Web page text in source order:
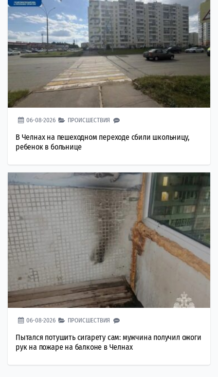
06-08-2026 ПРОИСШЕСТВИЯ
В Челнах на пешеходном переходе сбили школьницу,
ребенок в больнице
06-08-2026 ПРОИСШЕСТВИЯ
Пытался потушить сигарету сам: мужчина получил ожоги
рук на пожаре на балконе в Челнах